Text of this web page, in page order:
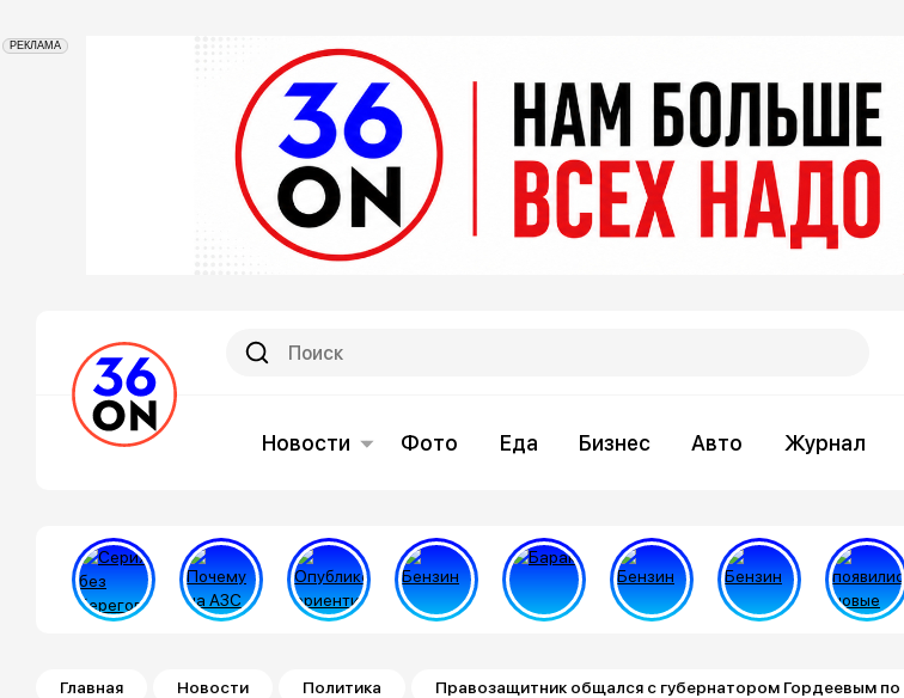
РЕКЛАМА
Новости Фото Еда Бизнес Авто Журнал
Строка навигации
Главная Новости Политика Правозащитник общался с губернатором Гордеевым